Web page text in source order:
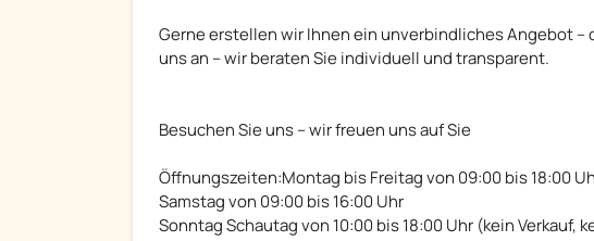
Gerne erstellen wir Ihnen ein unverbindliches Angebot
uns an – wir beraten Sie individuell und transparent.
Besuchen Sie uns – wir freuen uns auf Sie
Öffnungszeiten:Montag bis Freitag von 09:00 bis 18:00
Samstag von 09:00 bis 16:00 Uhr
Sonntag Schautag von 10:00 bis 18:00 Uhr (kein Verkauf,